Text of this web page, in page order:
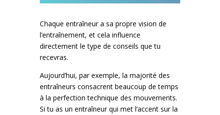
Chaque entraîneur a sa propre vision de
l’entraînement, et cela influence
directement le type de conseils que tu
recevras.
Aujourd’hui, par exemple, la majorité des
entraîneurs consacrent beaucoup de temps
à la perfection technique des mouvements.
Si tu as un entraîneur qui met l’accent sur la